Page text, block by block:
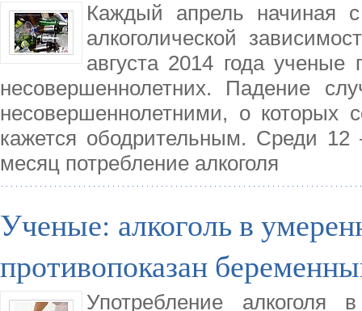
Каждый апрель начиная
алкоголической
августа 2014 года ученые
несовершеннолетних. Падение
несовершеннолетними, о которых
кажется ободрительным. Среди
месяц потребление алкоголя
Ученые: алкоголь в
противопоказан
Употребление алкоголя